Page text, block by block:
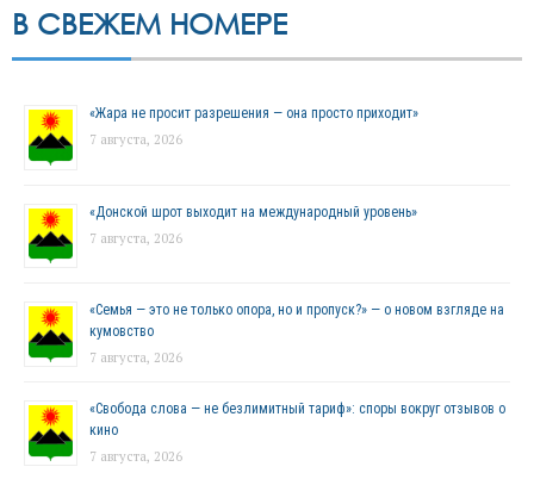
В СВЕЖЕМ НОМЕРЕ
«Жара не просит разрешения — она просто приходит»
7 августа, 2026
«Донской шрот выходит на международный уровень»
7 августа, 2026
«Семья — это не только опора, но и пропуск?» — о новом взгляде на
кумовство
7 августа, 2026
«Свобода слова — не безлимитный тариф»: споры вокруг отзывов о
кино
7 августа, 2026